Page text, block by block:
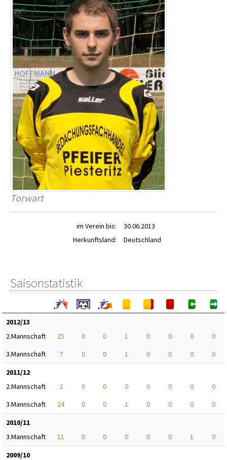
Torwart
im Verein bis:
30.06.2013
Herkunftsland:
Deutschland
Saisonstatistik
2012/13
2.Mannschaft
25 0 0 1 0 0 0
0
3.Mannschaft
7 0 0 1 0 0 0
0
2011/12
2.Mannschaft
2 0 0 0 0 0 0
0
3.Mannschaft
24 0 0 1 0 0 0
0
2010/11
3.Mannschaft
11 0 0 0 0 0 1
0
2009/10